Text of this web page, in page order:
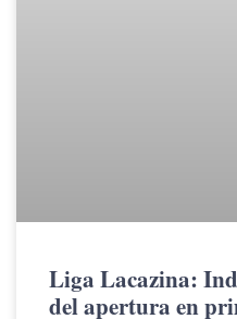
Liga Lacazina:
del apertura en